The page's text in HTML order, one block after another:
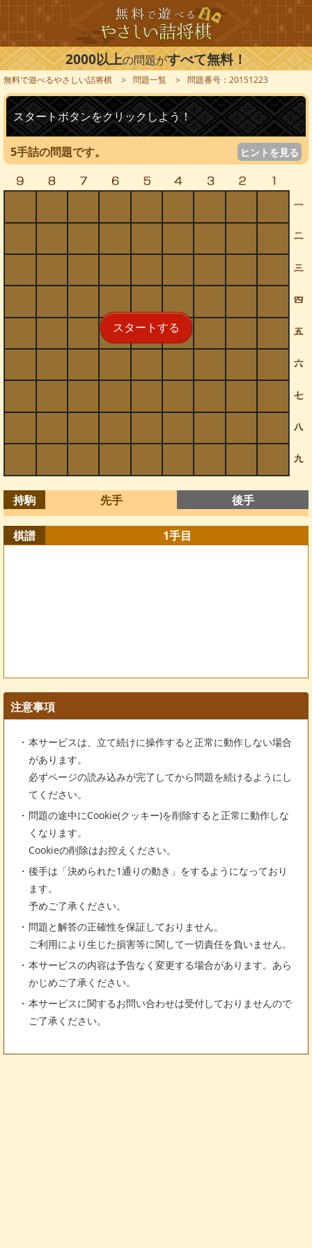
2000以上の問題がすべて無料！
無料で遊べるやさしい詰将棋 問題一覧 問題番号：20151223
スタートボタンをクリックしよう！
5手詰の問題です。 ヒントを見る
スタートする
持駒 先手 後手
棋譜 1手目
注意事項
本サービスは、立て続けに操作すると正常に動作しない場合
があります。
必ずページの読み込みが完了してから問題を続けるようにし
てください。
問題の途中にCookie(クッキー)を削除すると正常に動作しな
くなります。
Cookieの削除はお控えください。
後手は「決められた1通りの動き」をするようになっており
ます。
予めご了承ください。
問題と解答の正確性を保証しておりません。
ご利用により生じた損害等に関して一切責任を負いません。
本サービスの内容は予告なく変更する場合があります。あら
かじめご了承ください。
本サービスに関するお問い合わせは受付しておりませんので
ご了承ください。